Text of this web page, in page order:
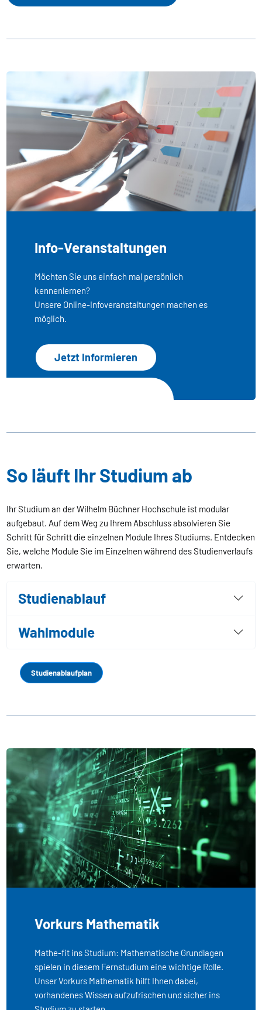
Info-Veranstaltungen
Möchten Sie uns einfach mal persönlich
kennenlernen?
Unsere Online-Infoveranstaltungen machen es
möglich.
Jetzt Informieren
So läuft Ihr Studium ab
Ihr Studium an der Wilhelm Büchner Hochschule ist modular
aufgebaut. Auf dem Weg zu Ihrem Abschluss absolvieren Sie
Schritt für Schritt die einzelnen Module Ihres Studiums. Entdecken
Sie, welche Module Sie im Einzelnen während des Studienverlaufs
erwarten.
Studienablauf
Wahlmodule
Studienablaufplan
Vorkurs Mathematik
Mathe-fit ins Studium: Mathematische Grundlagen
spielen in diesem Fernstudium eine wichtige Rolle.
Unser Vorkurs Mathematik hilft Ihnen dabei,
vorhandenes Wissen aufzufrischen und sicher ins